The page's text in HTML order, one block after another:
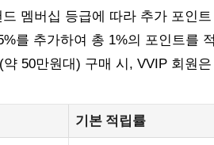
멤버십 등급에 따라 추가 포인
를 추가하여 총 1%의 포인트를
50만원대) 구매 시, VVIP 회원
기본 적립률